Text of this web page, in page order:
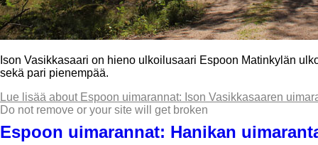
Ison Vasikkasaari on hieno ulkoilusaari Espoon Matinkylän
sekä pari pienempää.
Lue lisää about Espoon uimarannat: Ison Vasikkasaaren
Do not remove or your site will get broken
Espoon uimarannat: Hanikan